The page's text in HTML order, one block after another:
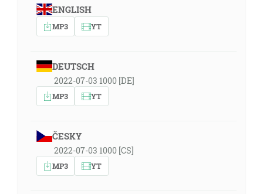
ENGLISH
MP3 YT
DEUTSCH
2022-07-03 1000 [DE]
MP3 YT
ČESKY
2022-07-03 1000 [CS]
MP3 YT